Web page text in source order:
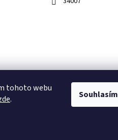
tohoto webu
. Souhlasím